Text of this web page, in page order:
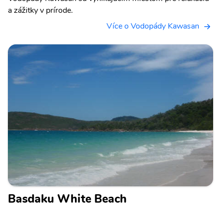
a zážitky v prírode.
Více o Vodopády Kawasan
Basdaku White Beach